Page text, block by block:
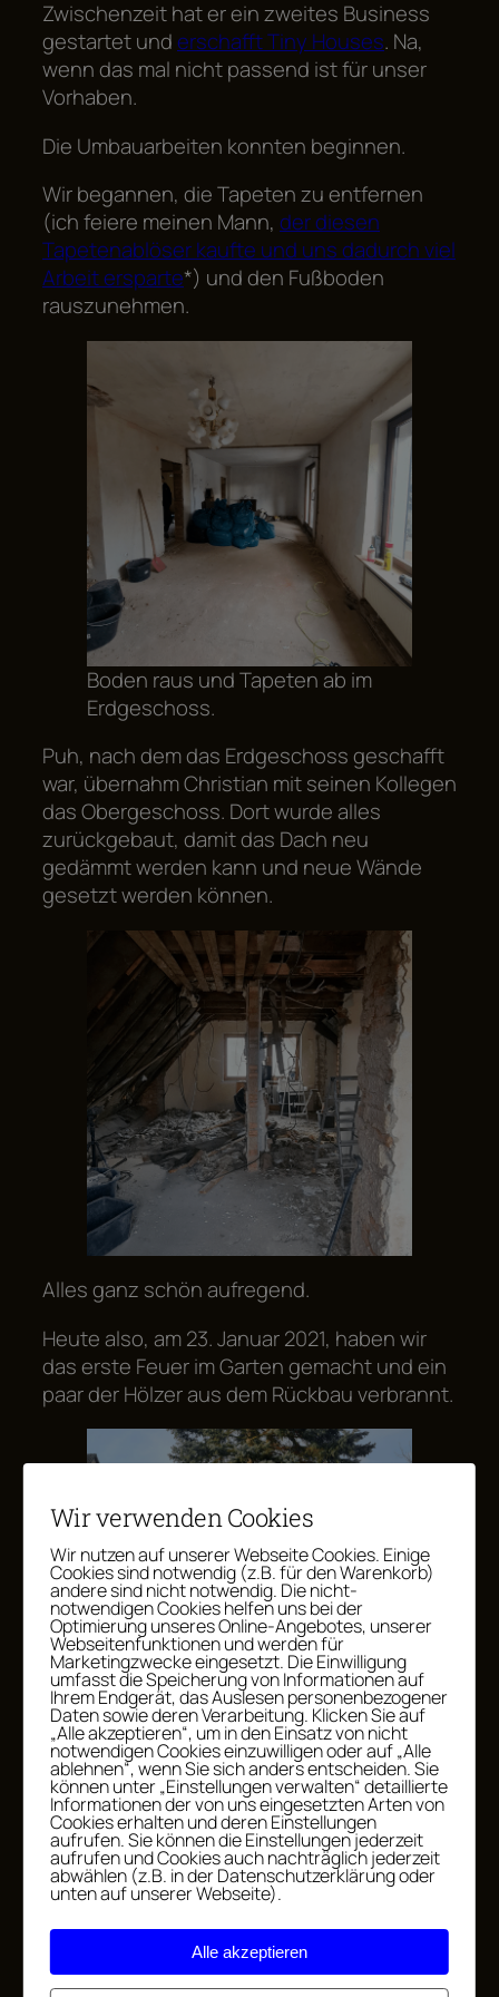
Zwischenzeit hat er ein zweites Business
gestartet underschafft Tiny Houses. Na,
wenn das mal nicht passend ist für unser
Vorhaben.
Die Umbauarbeiten konnten beginnen.
Wir begannen, die Tapeten zu entfernen
(ich feiere meinen Mann, der diesen
Tapetenablöser kaufte und uns dadurch viel
Arbeit ersparte*) und den Fußboden
rauszunehmen.
Boden raus und Tapeten ab im
Erdgeschoss.
Puh, nach dem das Erdgeschoss geschafft
war, übernahm Christian mit seinen Kollegen
das Obergeschoss. Dort wurde alles
zurückgebaut, damit das Dach neu
gedämmt werden kann und neue Wände
gesetzt werden können.
Alles ganz schön aufregend.
Heute also, am 23. Januar 2021, haben wir
das erste Feuer im Garten gemacht und ein
paar der Hölzer aus dem Rückbau verbrannt.
Was sonst noch passierte?
Nun, meine Mastermind-Gruppen sind in die
neue Runde gestartet. Ich bin dankbar,
insgesamt 50 Selbstständige ein Jahr lang
Business zu wachsen. Dieser Launch
endete für mich mit einem 6-stelligem
Wir verwenden Cookies
Wir nutzen auf unserer Webseite Cookies. Einige
Cookies sind notwendig (z.B. für den Warenkorb)
andere sind nicht notwendig. Die nicht-
notwendigen Cookies helfen uns bei der
Optimierung unseres Online-Angebotes, unserer
Webseitenfunktionen und werden für
Marketingzwecke eingesetzt. Die Einwilligung
umfasst die Speicherung von Informationen auf
Ihrem Endgerät, das Auslesen personenbezogener
Daten sowie deren Verarbeitung. Klicken Sie auf
„Alle akzeptieren“, um in den Einsatz von nicht
notwendigen Cookies einzuwilligen oder auf „Alle
ablehnen“, wenn Sie sich anders entscheiden. Sie
können unter „Einstellungen verwalten“ detaillierte
Informationen der von uns eingesetzten Arten von
Cookies erhalten und deren Einstellungen
aufrufen. Sie können die Einstellungen jederzeit
aufrufen und Cookies auch nachträglich jederzeit
abwählen (z.B. in der Datenschutzerklärung oder
unten auf unserer Webseite).
Alle akzeptieren